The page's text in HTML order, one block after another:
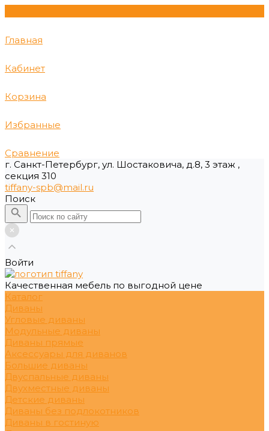
Главная
Кабинет
Корзина
Избранные
Сравнение
г. Санкт-Петербург, ул. Шостаковича, д.8, 3 этаж ,
секция 310
tiffany-spb@mail.ru
Поиск
Войти
Качественная мебель по выгодной цене
Каталог
Диваны
Угловые диваны
Модульные диваны
Диваны прямые
Аксессуары для диванов
Большие диваны
Двуспальные диваны
Двухместные диваны
Детские диваны
Диваны без подлокотников
Диваны в гостиную